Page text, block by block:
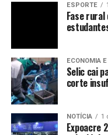
ESPORTE
Fase
ECONOMIA
Selic cai
corte
NOTÍCIA 1
Expoacre